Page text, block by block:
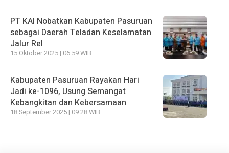
PT KAI Nobatkan Kabupaten Pasuruan
sebagai Daerah Teladan Keselamatan
Jalur Rel
15 Oktober 2025 | 06:59 WIB
Kabupaten Pasuruan Rayakan Hari
Jadi ke-1096, Usung Semangat
Kebangkitan dan Kebersamaan
18 September 2025 | 09:28 WIB